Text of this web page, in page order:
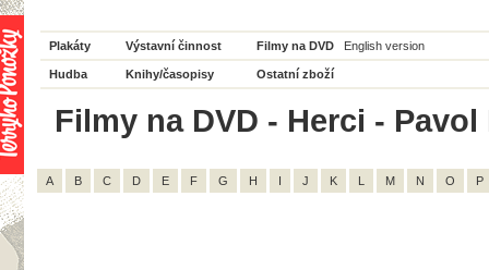
Plakáty Výstavní činnost Filmy na DVD English version
Hudba Knihy/časopisy Ostatní zboží
Filmy na DVD - Herci -
A B C D E F G H I J K L M N O P